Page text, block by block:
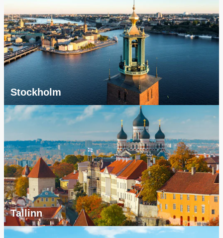
Stockholm
Tallinn